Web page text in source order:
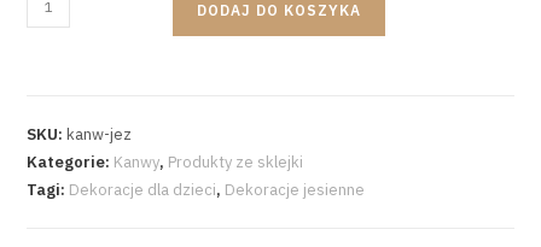
DODAJ DO KOSZYKA
SKU:kanw-jez
Kategorie: Kanwy, Produkty ze sklejki
Tagi: Dekoracje dla dzieci, Dekoracje jesienne